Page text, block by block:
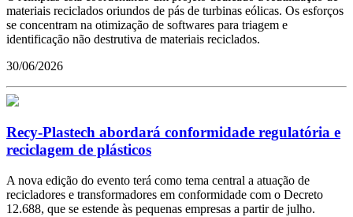
materiais reciclados oriundos de pás de turbinas eólicas. Os esforços
se concentram na otimização de softwares para triagem e
identificação não destrutiva de materiais reciclados.
30/06/2026
Recy-Plastech abordará conformidade regulatória e
reciclagem de plásticos
A nova edição do evento terá como tema central a atuação de
recicladores e transformadores em conformidade com o Decreto
12.688, que se estende às pequenas empresas a partir de julho.